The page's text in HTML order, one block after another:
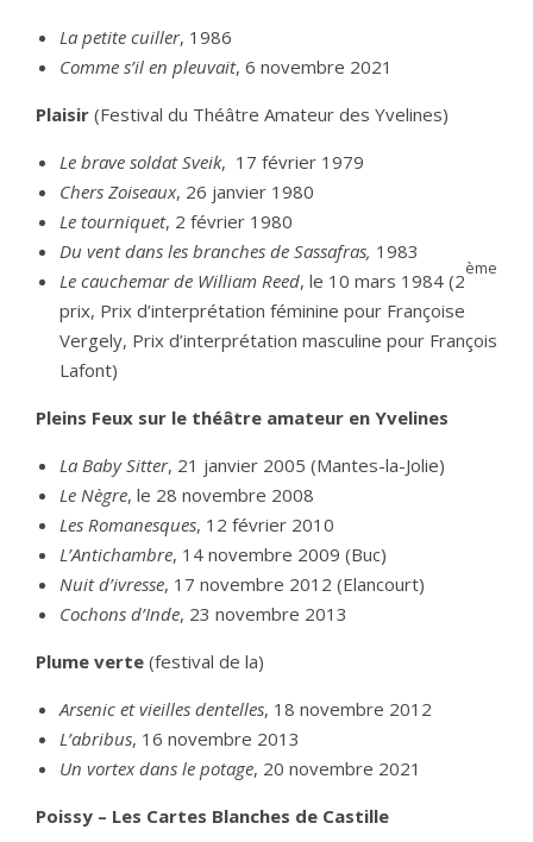
La petite cuiller, 1986
Comme s’il en pleuvait, 6 novembre 2021
Plaisir (Festival du Théâtre Amateur des Yvelines)
Le brave soldat Sveik, 17 février 1979
Chers Zoiseaux, 26 janvier 1980
Le tourniquet, 2 février 1980
Du vent dans les branches de Sassafras, 1983
Le cauchemar de William Reed, le 10 mars 1984 (2
ème
prix, Prix d’interprétation féminine pour Françoise
Vergely, Prix d’interprétation masculine pour François
Lafont)
Pleins Feux sur le théâtre amateur en Yvelines
La Baby Sitter, 21 janvier 2005 (Mantes-la-Jolie)
Le Nègre, le 28 novembre 2008
Les Romanesques, 12 février 2010
L’Antichambre, 14 novembre 2009 (Buc)
Nuit d’ivresse, 17 novembre 2012 (Elancourt)
Cochons d’Inde, 23 novembre 2013
Plume verte (festival de la)
Arsenic et vieilles dentelles, 18 novembre 2012
L’abribus, 16 novembre 2013
Un vortex dans le potage, 20 novembre 2021
Poissy – Les Cartes Blanches de Castille